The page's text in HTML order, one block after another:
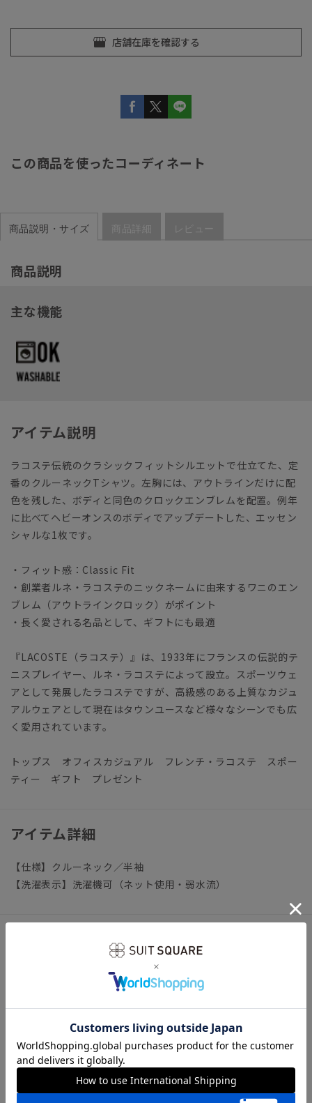
この商品を使ったコーディネート
商品説明・サイズ 商品詳細 レビュー
商品説明
主な機能
アイテム説明
ラコステ伝統のクラシックフィットシルエットで仕立てた、定
番のクルーネックTシャツ。左胸には、アウトラインだけに配
色を残した、ボディと同色のクロックエンブレムを配置。例年
に比べてヘビーオンスのボディでアップデートした、エッセン
シャルな1枚です。
・フィット感：Classic Fit
・創業者ルネ・ラコステのニックネームに由来するワニのエン
ブレム（アウトラインクロック）がポイント
・長く愛される名品として、ギフトにも最適
『LACOSTE（ラコステ）』は、1933年にフランスの伝説的テ
ニスプレイヤー、ルネ・ラコステによって設立。スポーツウェ
アとして発展したラコステですが、高級感のある上質なカジュ
アルウェアとして現在はタウンユースなど様々なシーンでも広
く愛用されています。
トップス オフィスカジュアル フレンチ・ラコステ スポー
ティー ギフト プレゼント
アイテム詳細
【仕様】クルーネック／半袖
【洗濯表示】洗濯機可（ネット使用・弱水流）
モデル：183cm B96cm W71cm H92cm
【S】着丈70.0cm バスト102.0cm 肩幅44.0cm 袖丈
23.0cm
【M】着丈72.0cm バスト108.0cm 肩幅46.0cm 袖丈
【L】着丈74.0cm バスト114.0cm 肩幅48.0cm 袖丈